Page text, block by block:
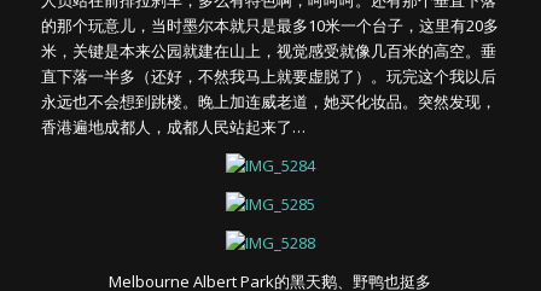
的那个玩意儿，当时墨尔本就只是最多10米一个台子，这里有20多
米，关键是本来公园就建在山上，视觉感受就像几百米的高空。垂
直下落一半多（还好，不然我马上就要虚脱了）。玩完这个我以后
永远也不会想到跳楼。晚上加连威老道，她买化妆品。突然发现，
香港遍地成都人，成都人民站起来了…
Melbourne Albert Park的黑天鹅、野鸭也挺多